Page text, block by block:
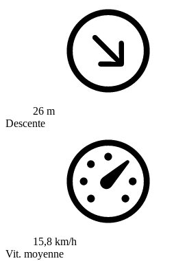
26 m
Descente
15,8 km/h
Vit. moyenne